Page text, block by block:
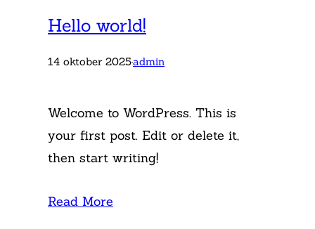
Hello world!
14 oktober 2025·admin
Welcome to WordPress. This is
your first post. Edit or delete it,
then start writing!
Read More